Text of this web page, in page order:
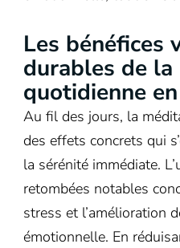
Les bénéfices
durables de
quotidienne
Au fil des jours, la
des effets concrets qui
la sérénité immédiate.
retombées notables
stress et l’amélioration
émotionnelle. En